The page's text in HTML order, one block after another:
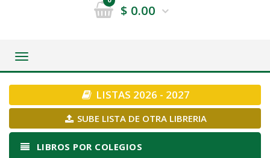
$ 0.00
Toggle
LISTAS 2026 - 2027
SUBE LISTA DE OTRA LIBRERIA
LIBROS POR COLEGIOS